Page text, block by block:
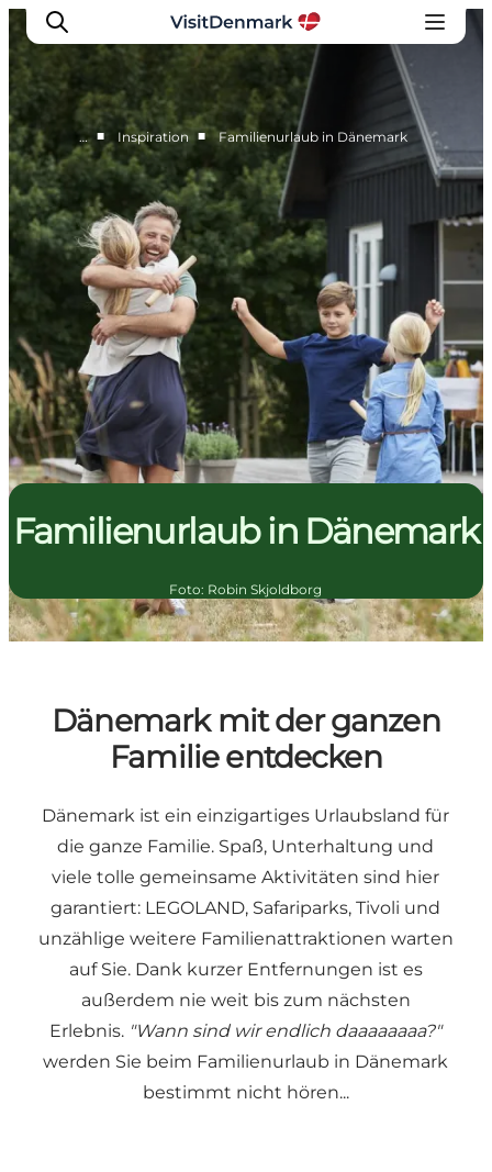
Inspiration
Regionen
Erlebnisse
Unterkünfte
Reiseplanung
… ■ Inspiration ■ Familienurlaub in Dänemark
Familienurlaub in Dänemark
Foto: Robin Skjoldborg
Dänemark mit der ganzen
Familie entdecken
Dänemark ist ein einzigartiges Urlaubsland für
die ganze Familie. Spaß, Unterhaltung und
viele tolle gemeinsame Aktivitäten sind hier
garantiert: LEGOLAND, Safariparks,Tivoli und
unzählige weitere Familienattraktionen warten
auf Sie. Dank kurzer Entfernungen ist es
außerdem nie weit bis zum nächsten
Erlebnis. "Wann sind wir endlich daaaaaaaa?"
werden Sie beim Familienurlaub in Dänemark
bestimmt nicht hören...